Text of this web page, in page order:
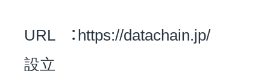
URL
：https://datachain.jp/
設立